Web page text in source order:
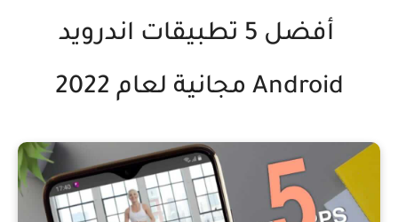
أفضل 5 تطبيقات اندرويد
Android مجانية لعام 2022